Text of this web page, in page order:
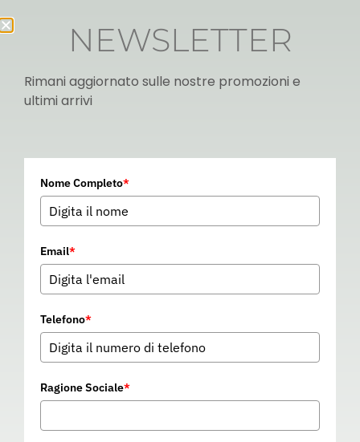
NEWSLETTER
Rimani aggiornato sulle nostre promozioni e
ultimi arrivi
Nome Completo*
Email*
Telefono*
Ragione Sociale*